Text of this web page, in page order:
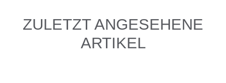
ZULETZT ANGESEHENE
ARTIKEL